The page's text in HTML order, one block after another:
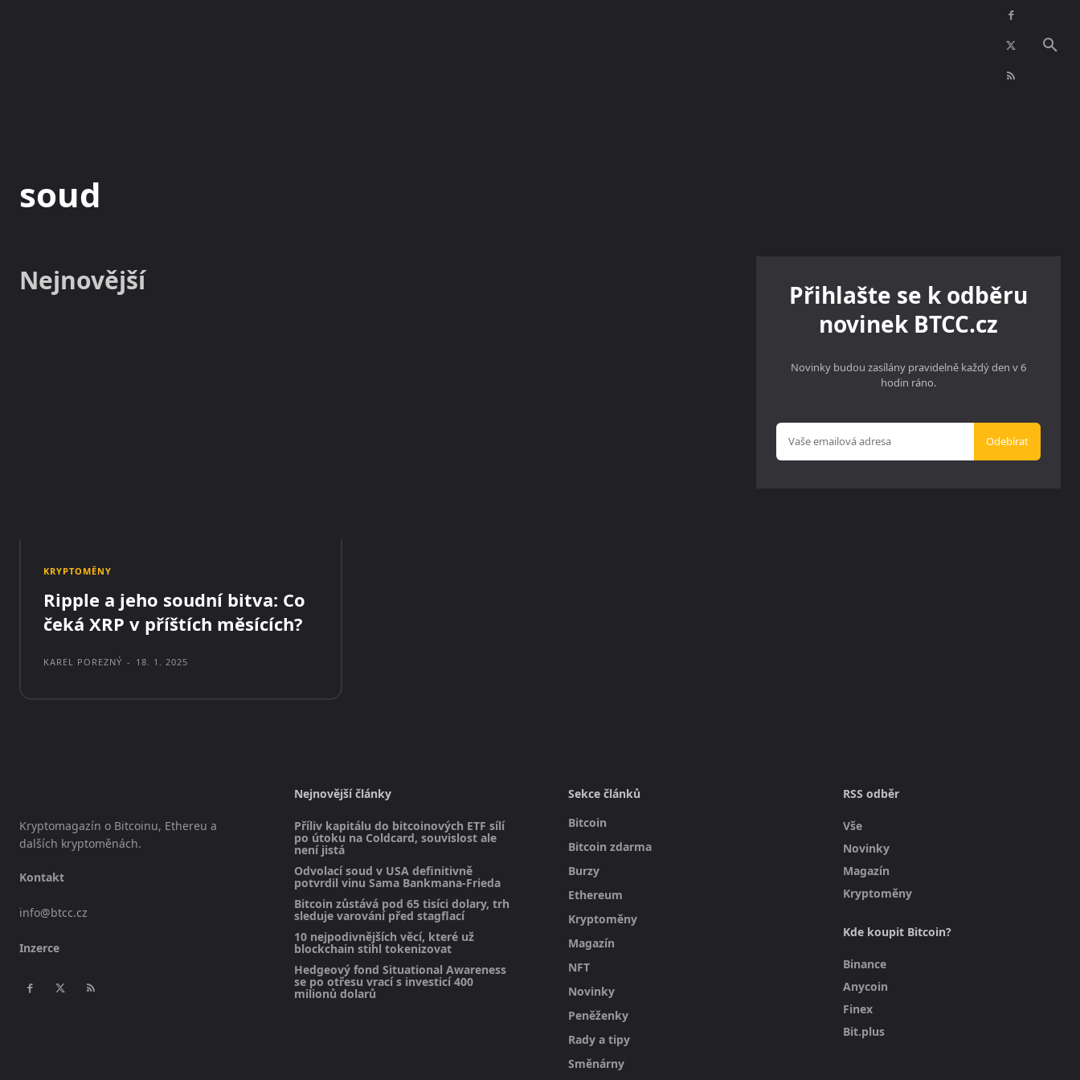
soud
Nejnovější
KRYPTOMĚNY
Ripple a jeho soudní bitva: Co
čeká XRP v příštích měsících?
KAREL POREZNÝ - 18. 1. 2025
Přihlašte se k odběru
novinek BTCC.cz
Novinky budou zasílány pravidelně každý den v 6
hodin ráno.
Odebírat
Kryptomagazín o Bitcoinu, Ethereu a
dalších kryptoměnách.
Kontakt
info@btcc.cz
Inzerce
Nejnovější články
Příliv kapitálu do bitcoinových ETF sílí
po útoku na Coldcard, souvislost ale
není jistá
Odvolací soud v USA definitivně
potvrdil vinu Sama Bankmana-Frieda
Bitcoin zůstává pod 65 tisíci dolary, trh
sleduje varování před stagflací
10 nejpodivnějších věcí, které už
blockchain stihl tokenizovat
Hedgeový fond Situational Awareness
se po otřesu vrací s investicí 400
milionů dolarů
Sekce článků
Bitcoin
Bitcoin zdarma
Burzy
Ethereum
Kryptoměny
Magazín
NFT
Novinky
Peněženky
Rady a tipy
Směnárny
RSS odběr
Vše
Novinky
Magazín
Kryptoměny
Kde koupit Bitcoin?
Binance
Anycoin
Finex
Bit.plus